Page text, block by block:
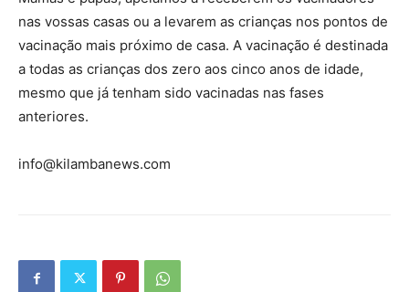
nas vossas casas ou a levarem as crianças nos pontos de
vacinação mais próximo de casa. A vacinação é destinada
a todas as crianças dos zero aos cinco anos de idade,
mesmo que já tenham sido vacinadas nas fases
anteriores.
info@kilambanews.com